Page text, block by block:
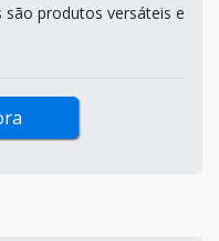
produtos versáteis e